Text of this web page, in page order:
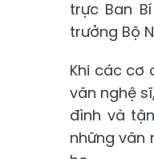
trực Ban
trưởng Bộ
Khi các cơ
văn nghệ
đình và
những văn